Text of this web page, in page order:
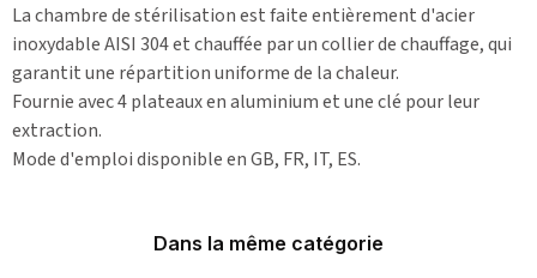
La chambre de stérilisation est faite entièrement d'acier
inoxydable AISI 304 et chauffée par un collier de chauffage, qui
garantit une répartition uniforme de la chaleur.
Fournie avec 4 plateaux en aluminium et une clé pour leur
extraction.
Mode d'emploi disponible en GB, FR, IT, ES.
Dans la même catégorie